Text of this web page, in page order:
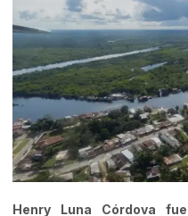
Henry Luna Córdova